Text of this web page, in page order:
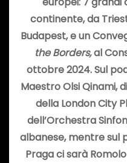
continente, da
Budapest, e un
the Borders,al
ottobre 2024. Sul
MaestroOlsi Qinami,
della London City
dell’Orchestra
albanese, mentre sul
Praga ci sarà